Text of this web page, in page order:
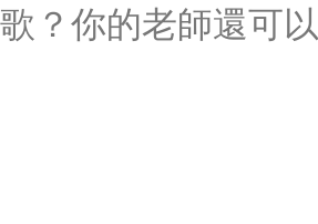
？你的老師還可